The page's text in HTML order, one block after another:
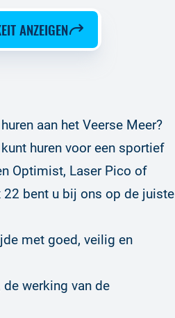
ANZEIGEN
aan het Veerse Meer?
huren voor een sportief
Optimist, Laser Pico of
bent u bij ons op de juiste
met goed, veilig en
werking van de